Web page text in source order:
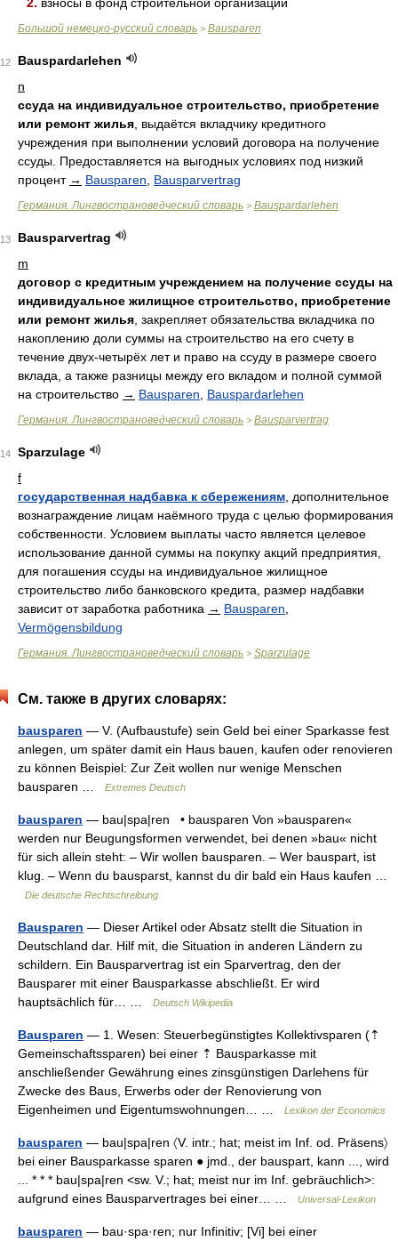
Большой немецко-русский словарь > Bausparen
12
Bauspardarlehen
n
ссуда на индивидуальное строительство, приобретение
или ремонт жилья , выдаётся вкладчику кредитного
учреждения при выполнении условий договора на получение
ссуды. Предоставляется на выгодных условиях под низкий
процент → Bausparen Bausparvertrag
Германия. Лингвострановедческий словарь > Bauspardarlehen
13
Bausparvertrag
m
договор с кредитным учреждением на получение ссуды на
индивидуальное жилищное строительство, приобретение
или ремонт жилья , закрепляет обязательства вкладчика по
накоплению доли суммы на строительство на его счету в
течение двух-четырёх лет и право на ссуду в размере своего
вклада, а также разницы между его вкладом и полной суммой
на строительство → Bausparen Bauspardarlehen
Германия. Лингвострановедческий словарь > Bausparvertrag
14
Sparzulage
f
государственная надбавка к сбережениям , дополнительное
вознаграждение лицам наёмного труда с целью формирования
собственности. Условием выплаты часто является целевое
использование данной суммы на покупку акций предприятия,
для погашения ссуды на индивидуальное жилищное
строительство либо банковского кредита, размер надбавки
зависит от заработка работника → Bausparen
Vermögensbildung
Германия. Лингвострановедческий словарь > Sparzulage
См. также в других словарях:
bausparen — V. (Aufbaustufe) sein Geld bei einer Sparkasse fest
anlegen, um später damit ein Haus bauen, kaufen oder renovieren
zu können Beispiel: Zur Zeit wollen nur wenige Menschen
bausparen …
Extremes Deutsch
bausparen — bau|spa|ren • bausparen Von »bausparen«
werden nur Beugungsformen verwendet, bei denen »bau« nicht
für sich allein steht: – Wir wollen bausparen. – Wer bauspart, ist
klug. – Wenn du bausparst, kannst du dir bald ein Haus kaufen …
Die deutsche Rechtschreibung
Bausparen — Dieser Artikel oder Absatz stellt die Situation in
Deutschland dar. Hilf mit, die Situation in anderen Ländern zu
schildern. Ein Bausparvertrag ist ein Sparvertrag, den der
Bausparer mit einer Bausparkasse abschließt. Er wird
hauptsächlich für… …
Deutsch Wikipedia
Bausparen — 1. Wesen: Steuerbegünstigtes Kollektivsparen (⇡
Gemeinschaftssparen) bei einer ⇡ Bausparkasse mit
anschließender Gewährung eines zinsgünstigen Darlehens für
Zwecke des Baus, Erwerbs oder der Renovierung von
Eigenheimen und Eigentumswohnungen… …
Lexikon der Economics
bausparen — bau|spa|ren 〈V. intr.; hat; meist im Inf. od. Präsens〉
bei einer Bausparkasse sparen ● jmd., der bauspart, kann ..., wird
... * * * bau|spa|ren <sw. V.; hat; meist nur im Inf. gebräuchlich>:
aufgrund eines Bausparvertrages bei einer… …
Universal-Lexikon
bausparen — bau·spa·ren; nur Infinitiv; [Vi] bei einer